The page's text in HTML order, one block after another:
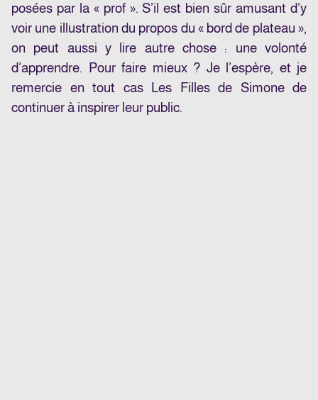
posées par la « prof ». S’il est bien sûr amusant d’y
voir une illustration du propos du « bord de plateau »,
on peut aussi y lire autre chose : une volonté
d’apprendre. Pour faire mieux ? Je l’espère, et je
remercie en tout cas Les Filles de Simone de
continuer à inspirer leur public.